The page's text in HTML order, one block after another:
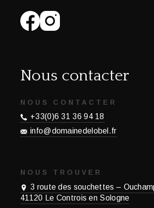
Nous contacter
NOUS CONTACTER
+33(0)6 31 36 94 18
info@domainedelobel.fr
NOUS TROUVER
3 route des souchettes –
41120 Le Controis en Sologne